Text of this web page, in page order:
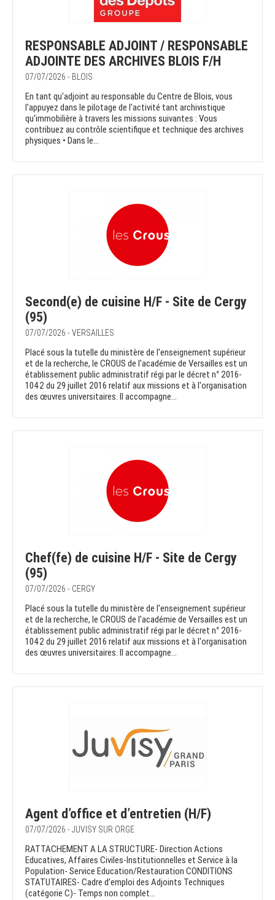
RESPONSABLE ADJOINT / RESPONSABLE
ADJOINTE DES ARCHIVES BLOIS F/H
07/07/2026 - BLOIS
En tant qu'adjoint au responsable du Centre de Blois, vous
l'appuyez dans le pilotage de l'activité tant archivistique
qu'immobilière à travers les missions suivantes : Vous
contribuez au contrôle scientifique et technique des archives
physiques • Dans le...
Second(e) de cuisine H/F - Site de Cergy
(95)
07/07/2026 - VERSAILLES
Placé sous la tutelle du ministère de l'enseignement supérieur
et de la recherche, le CROUS de l'académie de Versailles est un
établissement public administratif régi par le décret n° 2016-
1042 du 29 juillet 2016 relatif aux missions et à l'organisation
des œuvres universitaires. Il accompagne...
Chef(fe) de cuisine H/F - Site de Cergy
(95)
07/07/2026 - CERGY
Placé sous la tutelle du ministère de l'enseignement supérieur
et de la recherche, le CROUS de l'académie de Versailles est un
établissement public administratif régi par le décret n° 2016-
1042 du 29 juillet 2016 relatif aux missions et à l'organisation
des œuvres universitaires. Il accompagne...
Agent d’office et d’entretien (H/F)
07/07/2026 - JUVISY SUR ORGE
RATTACHEMENT A LA STRUCTURE- Direction Actions
Educatives, Affaires Civiles-Institutionnelles et Service à la
Population- Service Education/Restauration CONDITIONS
STATUTAIRES- Cadre d’emploi des Adjoints Techniques
(catégorie C)- Temps non complet...